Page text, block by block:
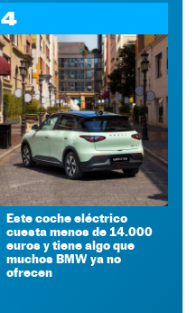
4
Este coche eléctrico
cuesta menos de 14.000
euros y tiene algo que
muchos BMW ya no
ofrecen